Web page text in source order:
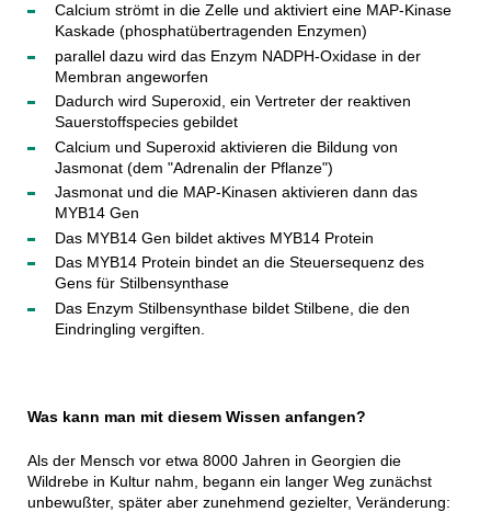
Calcium strömt in die Zelle und aktiviert eine MAP-Kinase
Kaskade (phosphatübertragenden Enzymen)
parallel dazu wird das Enzym NADPH-Oxidase in der
Membran angeworfen
Dadurch wird Superoxid, ein Vertreter der reaktiven
Sauerstoffspecies gebildet
Calcium und Superoxid aktivieren die Bildung von
Jasmonat (dem "Adrenalin der Pflanze")
Jasmonat und die MAP-Kinasen aktivieren dann das
MYB14 Gen
Das MYB14 Gen bildet aktives MYB14 Protein
Das MYB14 Protein bindet an die Steuersequenz des
Gens für Stilbensynthase
Das Enzym Stilbensynthase bildet Stilbene, die den
Eindringling vergiften.
Was kann man mit diesem Wissen anfangen?
Als der Mensch vor etwa 8000 Jahren in Georgien die
Wildrebe in Kultur nahm, begann ein langer Weg zunächst
unbewußter, später aber zunehmend gezielter, Veränderung: